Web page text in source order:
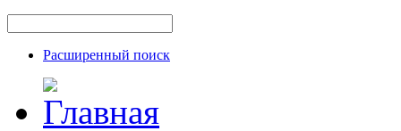
Расширенный поиск